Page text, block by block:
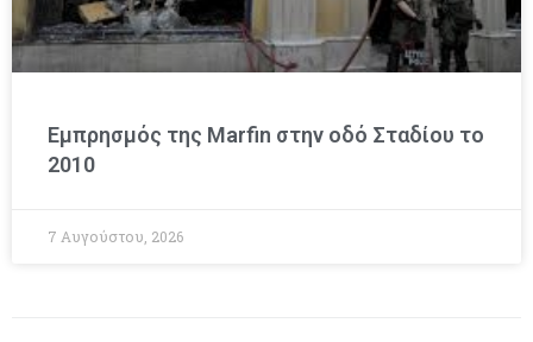
Εμπρησμός της Marfin στην οδό Σταδίου το
2010
7 Αυγούστου, 2026